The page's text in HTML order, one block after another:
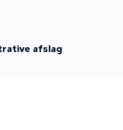
afslag